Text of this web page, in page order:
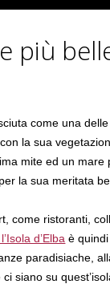
più
come una
la sua
mite ed un mare
la sua meritata
come ristoranti,
d’Elba è
paradisiache,
siano su